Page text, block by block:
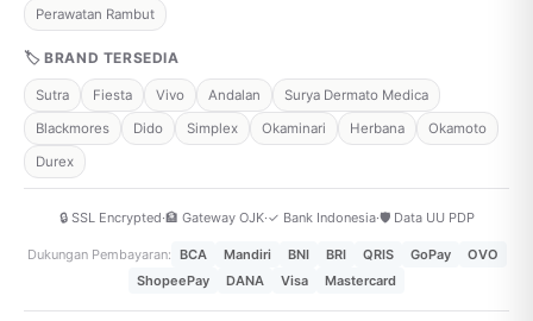
Perawatan Rambut
🏷 BRAND TERSEDIA
Sutra Fiesta Vivo Andalan
Surya Dermato Medica
Blackmores
Dido Simplex Okaminari Herbana
Okamoto
Durex
🔒 SSL Encrypted·🏦 Gateway OJK·✓ Bank Indonesia·🛡️ Data UU PDP
Dukungan Pembayaran: BCA Mandiri BNI BRI QRIS GoPay
OVO
ShopeePay
DANA Visa Mastercard